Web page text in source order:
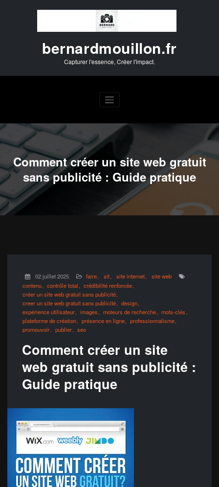
bernardmouillon.fr
Capturer l'essence, Créer l'impact.
Comment créer un site web gratuit
sans publicité : Guide pratique
02 juillet 2025 faire sit site internet
site web
contenu
contrôle total
crédibilité renforcée
créer un site web gratuit sans publicité
creer un site web gratuit sans publicité
design
expérience utilisateur
images moteurs de recherche
mots-clés
plateforme de création
présence en ligne
professionnalisme
promouvoir
publier seo
Comment créer un site
web gratuit sans publicité :
Guide pratique